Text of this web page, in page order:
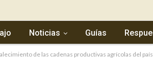
Noticias Guías
de las cadenas productivas agrícolas del